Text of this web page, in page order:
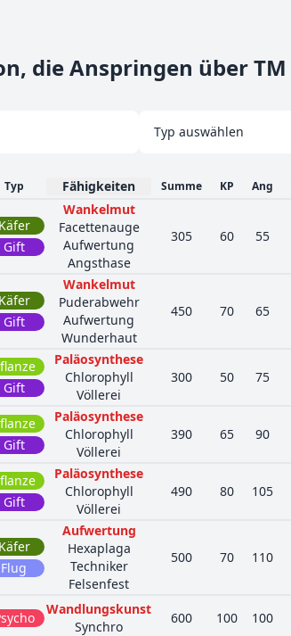
die Anspringen über
Typ Fähigkeiten Summe KP Ang
Käfer
Gift
Wankelmut
Facettenauge
Aufwertung
Angsthase
305 60 55
Käfer
Gift
Wankelmut
Puderabwehr
Aufwertung
Wunderhaut
450 70 65
Gift
Paläosynthese
Chlorophyll
Völlerei
300 50 75
Gift
Paläosynthese
Chlorophyll
Völlerei
390 65 90
Gift
Paläosynthese
Chlorophyll
Völlerei
490 80 105
Käfer
Flug
Aufwertung
Hexaplaga
Techniker
Felsenfest
500 70 110
Wandlungskunst
Synchro
600 100 100